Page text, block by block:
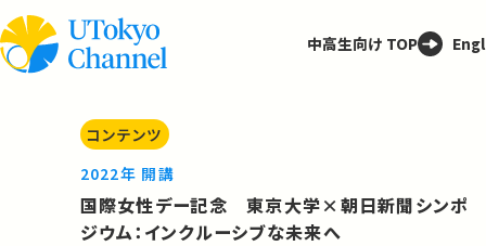
中高生向け TOP
コンテンツ
2022年 開講
国際女性デー記念 東京大学×朝日新聞シンポ
ジウム：インクルーシブな未来へ